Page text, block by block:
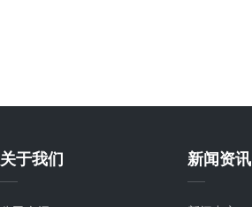
关于我们 新闻资讯